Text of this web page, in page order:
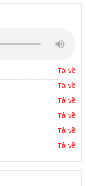
Tải về
Tải về
Tải về
Tải về
Tải về
Tải về